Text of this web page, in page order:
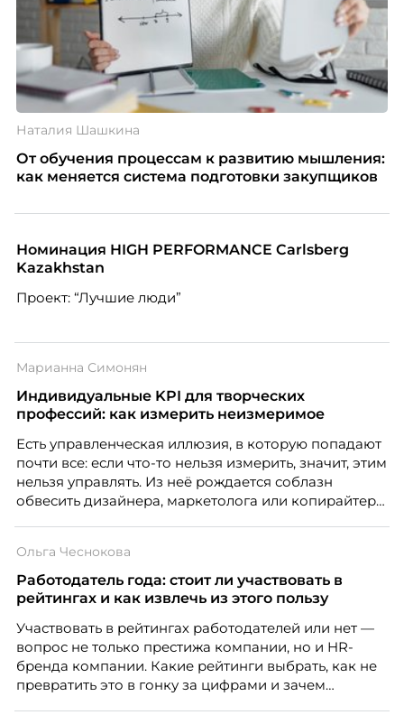
Наталия Шашкина
От обучения процессам к развитию мышления:
как меняется система подготовки закупщиков
Номинация HIGH PERFORMANCE Carlsberg
Kazakhstan
Проект: “Лучшие люди”
Марианна Симонян
Индивидуальные KPI для творческих
профессий: как измерить неизмеримое
Есть управленческая иллюзия, в которую попадают
почти все: если что-то нельзя измерить, значит, этим
нельзя управлять. Из неё рождается соблазн
обвесить дизайнера, маркетолога или копирайтера
Проблема в том, что так мы измеряем не ценность,
а движение. А творческая работа — это тот редкий
случай, где движение и результат могут не
Ольга Чеснокова
Работодатель года: стоит ли участвовать в
рейтингах и как извлечь из этого пользу
Участвовать в рейтингах работодателей или нет —
вопрос не только престижа компании, но и HR-
бренда компании. Какие рейтинги выбрать, как не
превратить это в гонку за цифрами и зачем